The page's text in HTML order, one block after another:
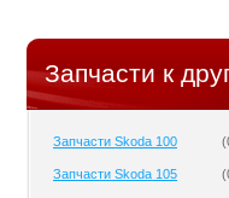
Запчасти к
Запчасти Skoda 100 (
Запчасти Skoda 105 (